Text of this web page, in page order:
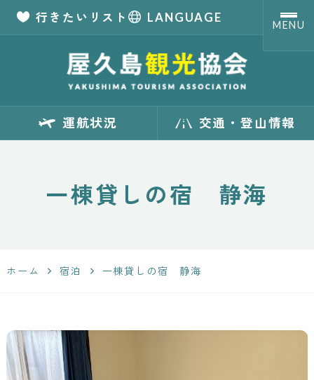
【公式】屋久島観
遺産「屋久島」の
行きたいリスト LANGUAGE
MENU
運航状況 交通・登山情報
一棟貸しの宿 静海
ホーム 宿泊 一棟貸しの宿 静海